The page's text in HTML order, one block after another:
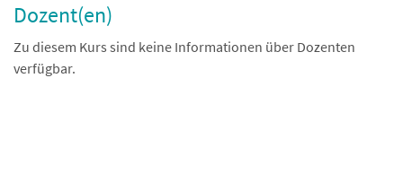
Dozent(en)
Zu diesem Kurs sind keine Informationen über Dozenten
verfügbar.